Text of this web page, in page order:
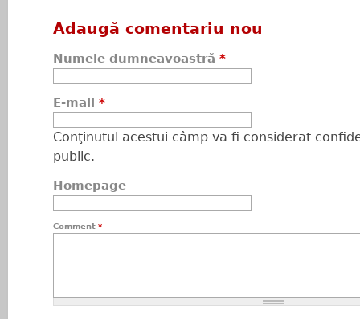
Adaugă comentariu nou
Numele dumneavoastră *
E-mail *
Conţinutul acestui câmp va fi considerat
public.
Homepage
Comment *